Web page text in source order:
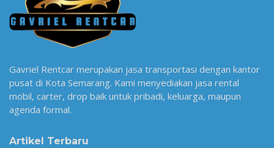
Gavriel Rentcar merupakan jasa transportasi dengan kantor
pusat di Kota Semarang. Kami menyediakan jasa rental
mobil, carter, drop baik untuk pribadi, keluarga, maupun
agenda formal.
Artikel Terbaru